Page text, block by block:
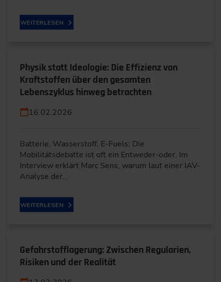
WEITERLESEN
Physik statt Ideologie: Die Effizienz von
Kraftstoffen über den gesamten
Lebenszyklus hinweg betrachten
16.02.2026
Batterie, Wasserstoff, E-Fuels: Die
Mobilitätsdebatte ist oft ein Entweder-oder. Im
Interview erklärt Marc Sens, warum laut einer IAV-
Analyse der…
WEITERLESEN
Gefahrstofflagerung: Zwischen Regularien,
Risiken und der Realität